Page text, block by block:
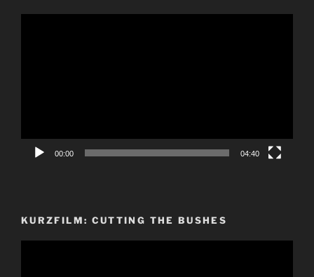
00:00 04:40
KURZFILM: CUTTING THE BUSHES